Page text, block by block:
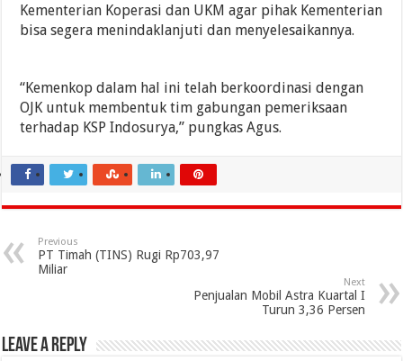
Kementerian Koperasi dan UKM agar pihak Kementerian
bisa segera menindaklanjuti dan menyelesaikannya.
“Kemenkop dalam hal ini telah berkoordinasi dengan
OJK untuk membentuk tim gabungan pemeriksaan
terhadap KSP Indosurya,” pungkas Agus.
Previous
PT Timah (TINS) Rugi Rp703,97
Miliar
Next
Penjualan Mobil Astra Kuartal I
Turun 3,36 Persen
Leave a Reply